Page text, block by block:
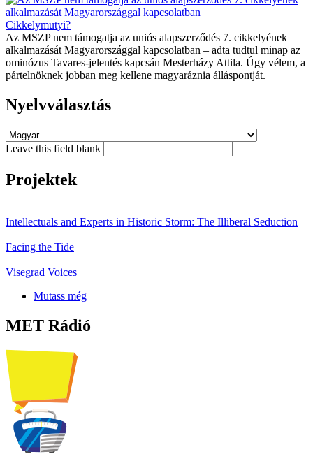
Cikkelymutyi?
Az MSZP nem támogatja az uniós alapszerződés 7. cikkelyének
alkalmazását Magyarországgal kapcsolatban – adta tudtul minap az
ominózus Tavares-jelentés kapcsán Mesterházy Attila. Úgy vélem, a
pártelnöknek jobban meg kellene magyaráznia álláspontját.
Nyelvválasztás
Leave this field blank
Projektek
Intellectuals and Experts in Historic Storm: The Illiberal Seduction
Facing the Tide
Visegrad Voices
Mutass még
MET Rádió